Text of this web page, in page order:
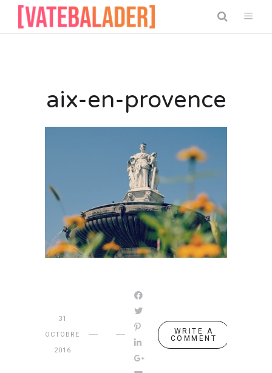
aix-en-provence
31
OCTOBRE
2016
WRITE A
COMMENT